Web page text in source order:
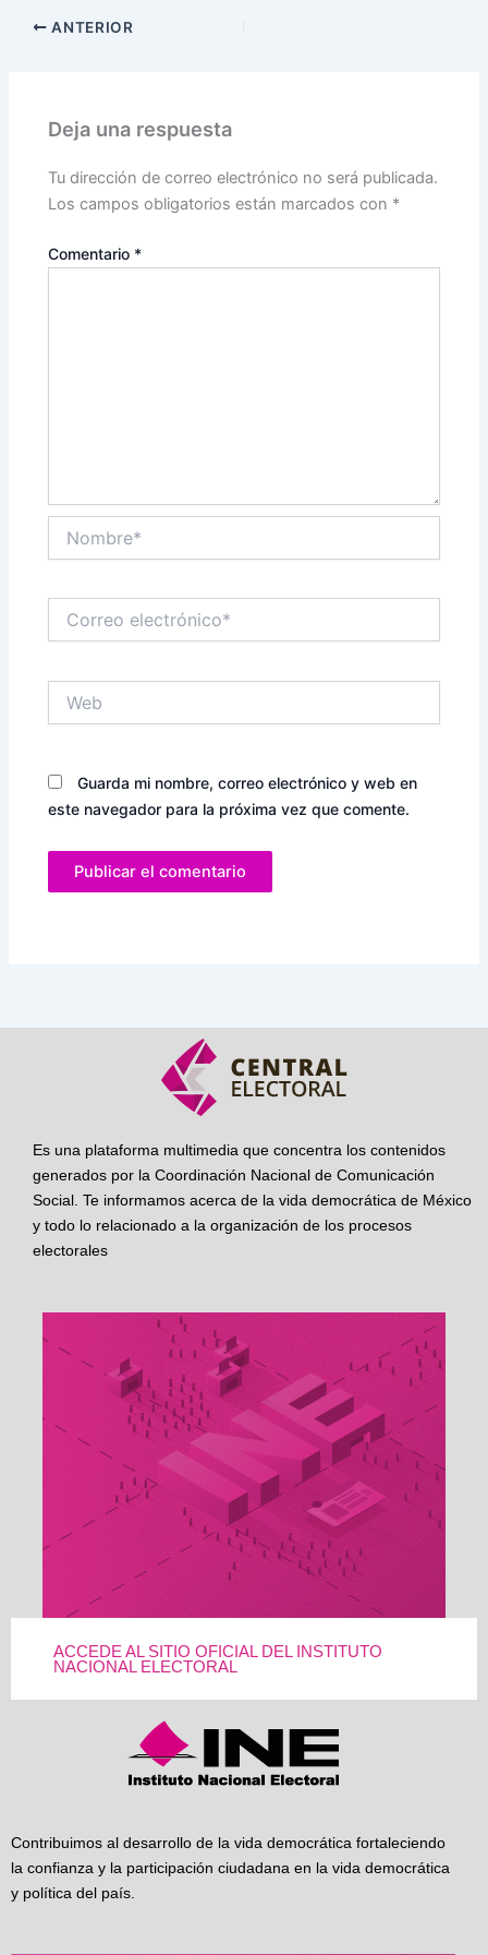
ANTERIOR
Deja una respuesta
Tu dirección de correo electrónico no será publicada.
Los campos obligatorios están marcados con *
Comentario *
electrónico*
Guarda mi nombre, correo electrónico y web en
este navegador para la próxima vez que comente.
Es una plataforma multimedia que concentra los contenidos
generados por la Coordinación Nacional de Comunicación
Social. Te informamos acerca de la vida democrática de México
y todo lo relacionado a la organización de los procesos
electorales
ACCEDE AL SITIO OFICIAL DEL INSTITUTO
NACIONAL ELECTORAL
Contribuimos al desarrollo de la vida democrática fortaleciendo
la confianza y la participación ciudadana en la vida democrática
y política del país.